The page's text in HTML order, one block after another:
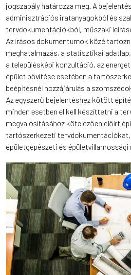
jogszabály határozza meg. A
adminisztrációs iratanyagokból és
tervdokumentációkból, műszaki
Az írásos dokumentumok közé
meghatalmazás, a statisztikai
a településképi konzultáció, az
épület bővítése esetében a
beépítésnél hozzájárulás a
Az egyszerű bejelentéshez kötött
minden esetben el kell készíttetni a
megvalósításához kötelezően előírt
tartószerkezeti tervdokumentációkat,
épületgépészeti és